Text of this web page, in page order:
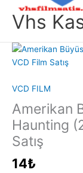
Vhs
VCD FILM
Amerikan
Haunting
Satış
14₺